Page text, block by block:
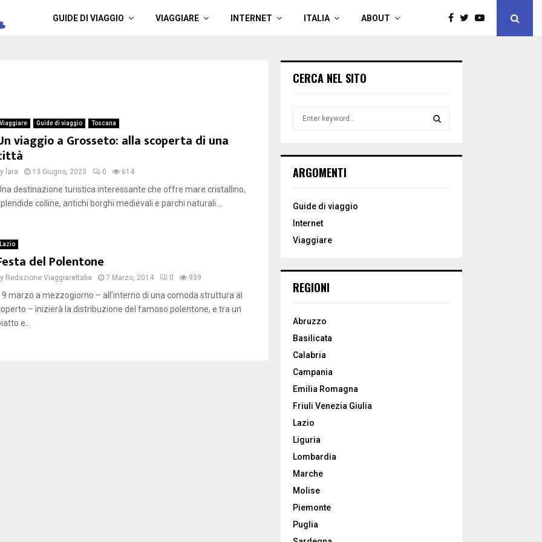
GUIDE DI VIAGGIO VIAGGIARE INTERNET ITALIA ABOUT
Viaggiare Guide di viaggio Toscana
viaggio a Grosseto: alla scoperta di una
lara 13 Giugno, 2023 0 614
destinazione turistica interessante che offre mare cristallino,
colline, antichi borghi medievali e parchi naturali....
Lazio
del Polentone
Redazione ViaggiareItalia 7 Marzo, 2014 0 939
9 marzo a mezzogiorno – all’interno di una comoda struttura al
– inizierà la distribuzione del famoso polentone, e tra un
e...
CERCA NEL SITO
h
o
:
ARGOMENTI
Guide di viaggio
Internet
Viaggiare
REGIONI
Abruzzo
Basilicata
Calabria
Campania
Emilia Romagna
Friuli Venezia Giulia
Lazio
Liguria
Lombardia
Marche
Molise
Piemonte
Puglia